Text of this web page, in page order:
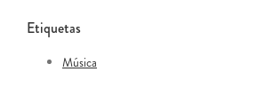
Etiquetas
Música